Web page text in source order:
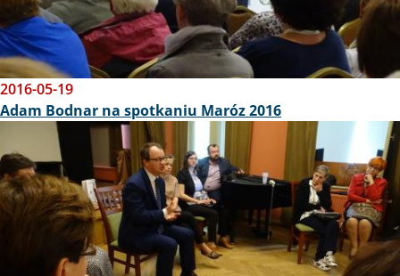
2016-05-19
Adam Bodnar na spotkaniu Maróz 2016